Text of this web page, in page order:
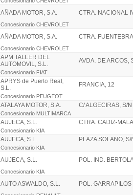
AÑADA MOTOR, S.A. CTRA. NACIONAL
Concesionario CHEVROLET
AÑADA MOTOR, S.A. CTRA.
Concesionario CHEVROLET
APM TALLER DEL
AUTOMOVIL, S.L.
AVDA. DE ARCOS,
Concesionario FIAT
APRYS de Puerto Real,
S.L.
FRANCIA, 12
Concesionario PEUGEOT
ATALAYA MOTOR, S.A. C/ ALGECIRAS, S/
Concesionario MULTIMARCA
AUJECA, S.L. CTRA. CADIZ-
Concesionario KIA
AUJECA, S.L. PLAZA SOLANO, S/
Concesionario KIA
AUJECA, S.L. POL. IND.
Concesionario KIA
AUTO ASWALDO, S.L. POL.